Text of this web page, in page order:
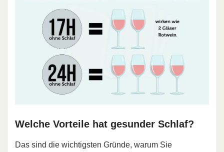
Welche Vorteile hat gesunder Schlaf?
Das sind die wichtigsten Gründe, warum Sie